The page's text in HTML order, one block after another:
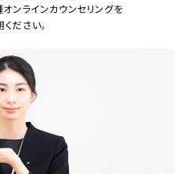
ンラインカウンセリングを
ださい。